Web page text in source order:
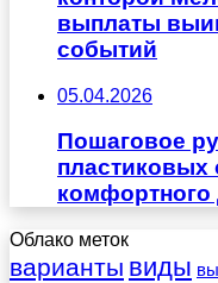
выплаты
событий
05.04.2026
Пошаговое
пластиковых
комфортного
Облако меток
варианты виды